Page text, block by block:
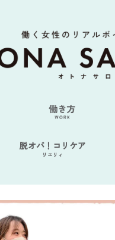
脱オバ！コリケア
リエリィ